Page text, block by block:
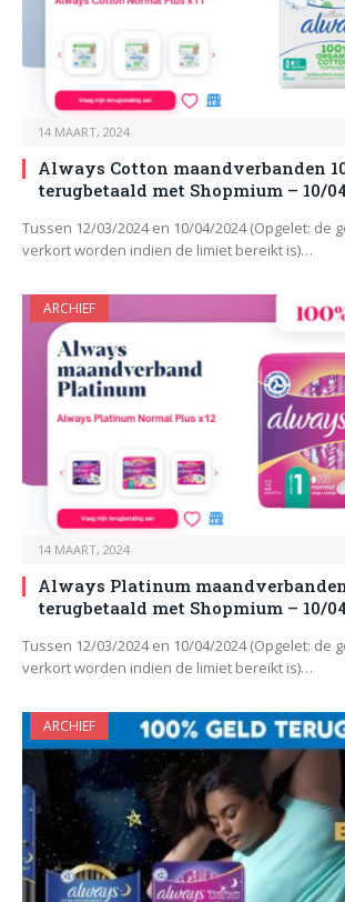
14 MAART, 2024
Always Cotton maandverbanden
terugbetaald met Shopmium – 10/
Tussen 12/03/2024 en 10/04/2024 (Opgelet: de
verkort worden indien de limiet bereikt is)…
ARCHIEF
14 MAART, 2024
Always Platinum maandverbanden
terugbetaald met Shopmium – 10/
Tussen 12/03/2024 en 10/04/2024 (Opgelet: de
verkort worden indien de limiet bereikt is)…
ARCHIEF